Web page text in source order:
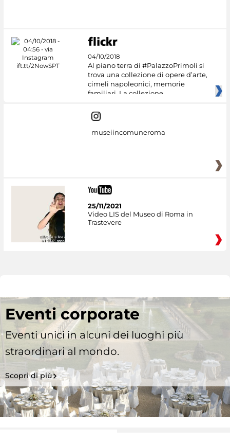
04/10/2018
Al piano terra di #PalazzoPrimoli si
trova una collezione di opere d’arte,
cimeli napoleonici, memorie
familiari. La collezione
museiincomuneroma
25/11/2021
Video LIS del Museo di Roma in
Trastevere
Eventi corporate
Eventi unici in alcuni dei luoghi più
straordinari al mondo.
Scopri di più